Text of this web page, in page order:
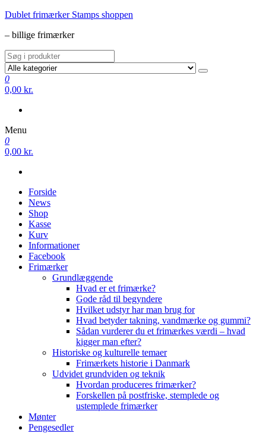
Videre
indhold
Dublet frimærker Stamps shoppen
– billige frimærker
0
0,00 kr.
Menu
0
0,00 kr.
Forside
News
Shop
Kasse
Kurv
Informationer
Facebook
Frimærker
Grundlæggende
Hvad er et frimærke?
Gode råd til begyndere
Hvilket udstyr har man brug for
Hvad betyder takning, vandmærke og gummi?
Sådan vurderer du et frimærkes værdi – hvad
kigger man efter?
Historiske og kulturelle temaer
Frimærkets historie i Danmark
Udvidet grundviden og teknik
Hvordan produceres frimærker?
Forskellen på postfriske, stemplede og
ustemplede frimærker
Mønter
Pengesedler